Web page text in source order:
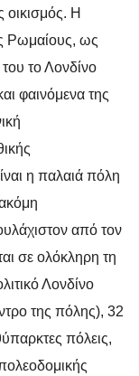
οικισμός. Η
Ρωμαίους, ως
το Λονδίνο
φαινόμενα της
η παλαιά πόλη
από τον
σε ολόκληρη τη
Λονδίνο
της πόλης), 32
πόλεις,